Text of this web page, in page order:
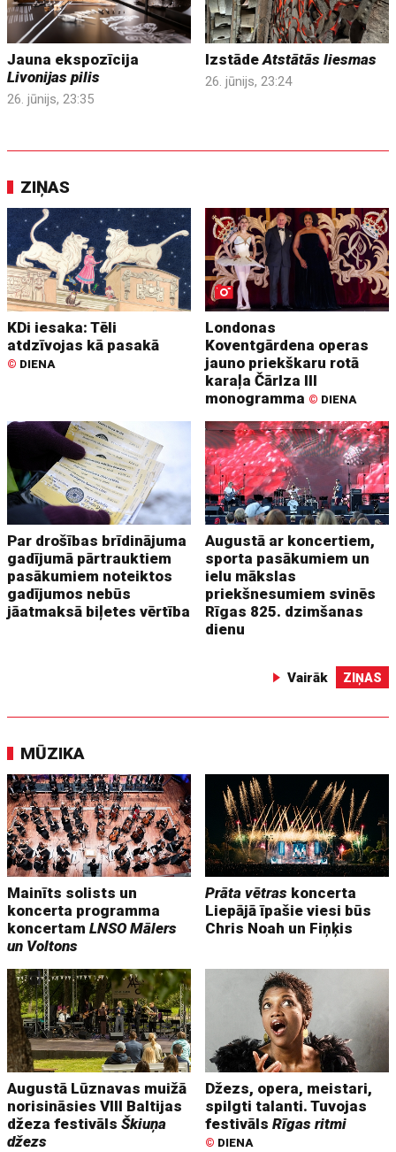
Jauna ekspozīcija
Livonijas pilis
26. jūnijs, 23:35
IzstādeAtstātās liesmas
26. jūnijs, 23:24
ZIŅAS
KDi iesaka: Tēli
atdzīvojas kā pasakā
© DIENA
Londonas
Koventgārdena operas
jauno priekškaru rotā
karaļa Čārlza III
monogramma © DIENA
Par drošības brīdinājuma
gadījumā pārtrauktiem
pasākumiem noteiktos
gadījumos nebūs
jāatmaksā biļetes vērtība
Augustā ar koncertiem,
sporta pasākumiem un
ielu mākslas
priekšnesumiem svinēs
Rīgas 825. dzimšanas
dienu
Vairāk ZIŅAS
MŪZIKA
Mainīts solists un
koncerta programma
koncertamLNSO Mālers
un Voltons
Prāta vētras koncerta
Liepājā īpašie viesi būs
Chris Noah un Fiņķis
Augustā Lūznavas muižā
norisināsies VIII Baltijas
džeza festivālsŠkiuņa
džezs
Džezs, opera, meistari,
spilgti talanti. Tuvojas
festivālsRīgas ritmi
© DIENA